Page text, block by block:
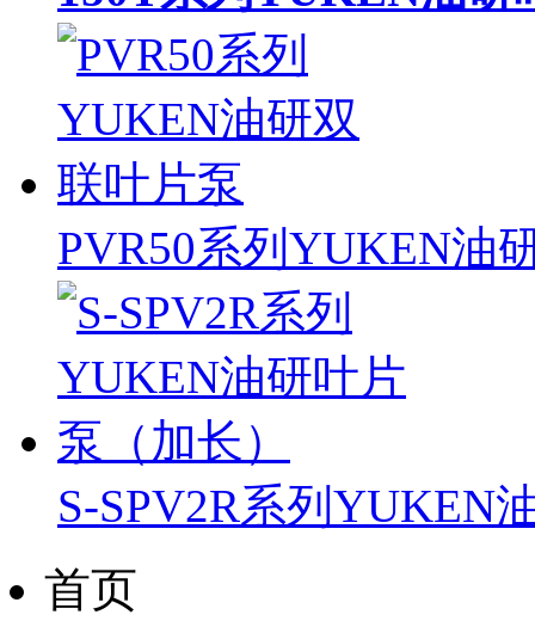
PVR50系列YUKEN油
S-SPV2R系列YUKEN
首页